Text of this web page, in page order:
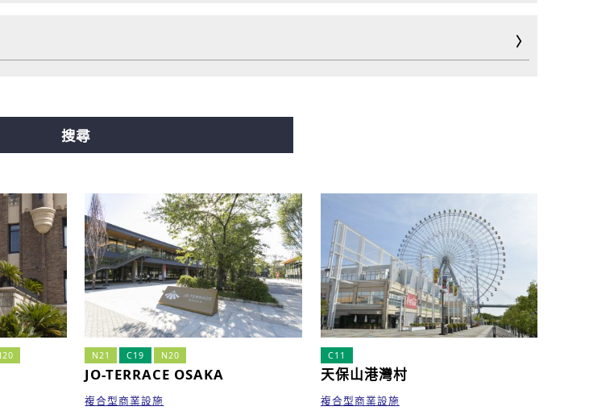
搜尋
N21 C19 N20
JO-TERRACE OSAKA
複合型商業設施
C11
天保山港灣村
複合型商業設施